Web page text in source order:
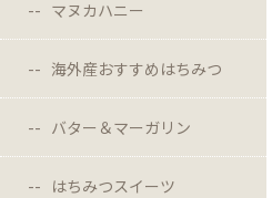
マヌカハニー
海外産おすすめはちみつ
バター＆マーガリン
はちみつスイーツ